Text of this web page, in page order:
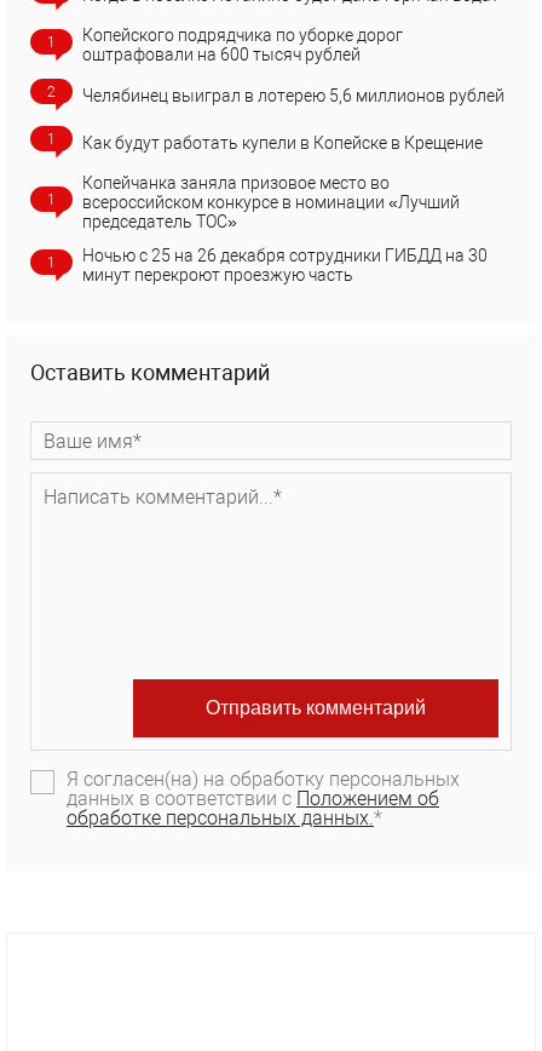
1
Копейского подрядчика по уборке дорог
оштрафовали на 600 тысяч рублей
2 Челябинец выиграл в лотерею 5,6 миллионов рублей
1 Как будут работать купели в Копейске в Крещение
1
Копейчанка заняла призовое место во
всероссийском конкурсе в номинации «Лучший
председатель ТОС»
1
Ночью с 25 на 26 декабря сотрудники ГИБДД на 30
минут перекроют проезжую часть
Оставить комментарий
Я согласен(на) на обработку персональных
данных в соответствии с Положением об
обработке персональных данных.*